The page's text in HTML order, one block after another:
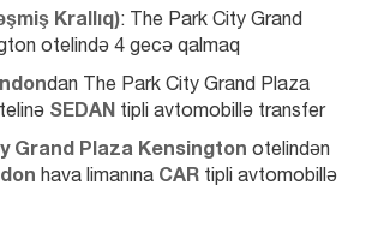
Krallıq): The Park City Grand
otelində 4 gecə qalmaq.
dan The Park City Grand Plaza
SEDAN tipli avtomobillə transfer.
Grand Plaza Kensington
hava limanına CAR tipli avtomobillə